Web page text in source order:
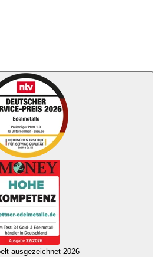
ausgezeichnet 2026